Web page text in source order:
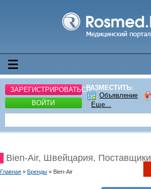
ЗАРЕГИСТРИРОВАТЬСЯ
ВОЙТИ
РАЗМЕСТИТЬ:
Объявление
Еще...
Bien-Air, Швейцария, Поставщики
Главная » Бренды » Bien-Air